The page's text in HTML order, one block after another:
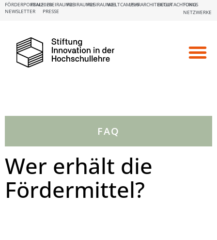
NEWSLETTER PRESSE
FÖRDERPORTALE:
FBM2020FREIRAUM23FREIRAUM25FREIRAUM26WELTCAMPUSLEHRARCHITEKTURBEGUTACHTUNG
FOKUS
NETZWERKE
FAQ
Wer erhält die
Fördermittel?